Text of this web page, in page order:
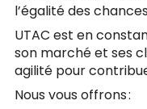
l’égalité des
UTAC est en
son marché et ses
agilité pour
Nous vous offrons :